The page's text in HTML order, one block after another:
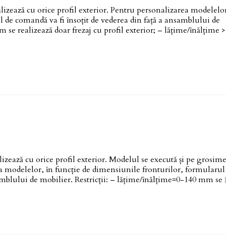
cu orice profil exterior. Pentru personalizarea
comandă va fi însoțit de vederea din față a ansamblului de
realizează doar frezaj cu profil exterior; – lățime/înălțime >
cu orice profil exterior. Modelul se execută și pe grosime
modelelor, în funcție de dimensiunile fronturilor, formularul
de mobilier. Restricții: – lățime/înălțime=0-140 mm se